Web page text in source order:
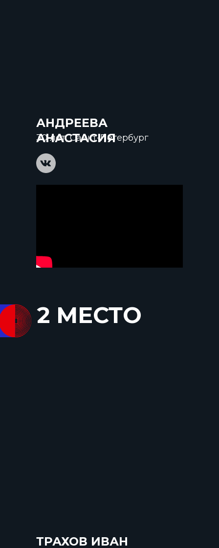
АНДРЕЕВА
АНАСТАСИЯ
30 лет, Санкт-Петербург
2 МЕСТО
ТРАХОВ ИВАН